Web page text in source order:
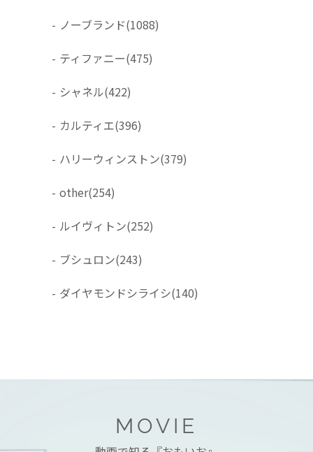
- ノーブランド(1088)
- ティファニー(475)
- シャネル(422)
- カルティエ(396)
- ハリーウィンストン(379)
- other(254)
- ルイヴィトン(252)
- ブシュロン(243)
- ダイヤモンドシライシ(140)
MOVIE